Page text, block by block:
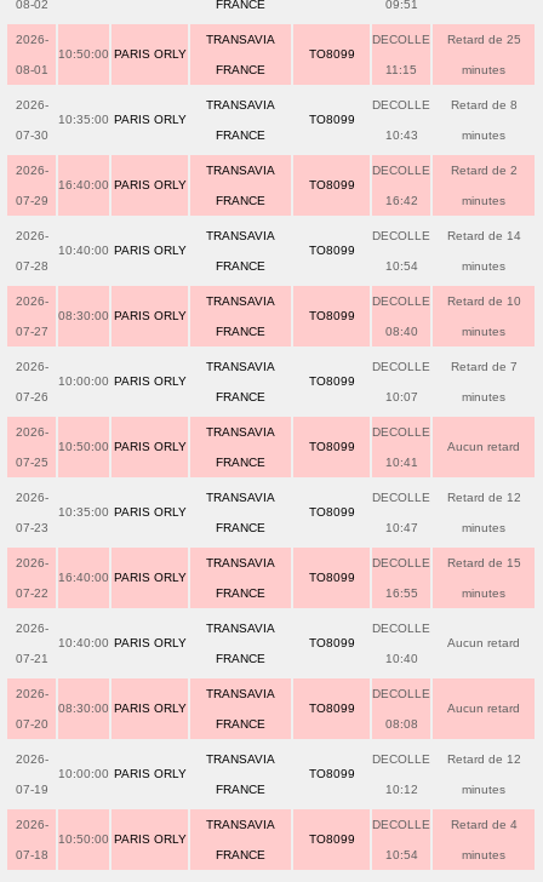
08-02 FRANCE 09:51
2026-
08-01
10:50:00 PARIS ORLY
TRANSAVIA
FRANCE
TO8099
DECOLLE
11:15
Retard de 25
minutes
2026-
07-30
10:35:00 PARIS ORLY
TRANSAVIA
FRANCE
TO8099
DECOLLE
10:43
Retard de 8
minutes
2026-
07-29
16:40:00 PARIS ORLY
TRANSAVIA
FRANCE
TO8099
DECOLLE
16:42
Retard de 2
minutes
2026-
07-28
10:40:00 PARIS ORLY
TRANSAVIA
FRANCE
TO8099
DECOLLE
10:54
Retard de 14
minutes
2026-
07-27
08:30:00 PARIS ORLY
TRANSAVIA
FRANCE
TO8099
DECOLLE
08:40
Retard de 10
minutes
2026-
07-26
10:00:00 PARIS ORLY
TRANSAVIA
FRANCE
TO8099
DECOLLE
10:07
Retard de 7
minutes
2026-
07-25
10:50:00 PARIS ORLY
TRANSAVIA
FRANCE
TO8099
DECOLLE
10:41
Aucun retard
2026-
07-23
10:35:00 PARIS ORLY
TRANSAVIA
FRANCE
TO8099
DECOLLE
10:47
Retard de 12
minutes
2026-
07-22
16:40:00 PARIS ORLY
TRANSAVIA
FRANCE
TO8099
DECOLLE
16:55
Retard de 15
minutes
2026-
07-21
10:40:00 PARIS ORLY
TRANSAVIA
FRANCE
TO8099
DECOLLE
10:40
Aucun retard
2026-
07-20
08:30:00 PARIS ORLY
TRANSAVIA
FRANCE
TO8099
DECOLLE
08:08
Aucun retard
2026-
07-19
10:00:00 PARIS ORLY
TRANSAVIA
FRANCE
TO8099
DECOLLE
10:12
Retard de 12
minutes
2026-
07-18
10:50:00 PARIS ORLY
TRANSAVIA
FRANCE
TO8099
DECOLLE
10:54
Retard de 4
minutes